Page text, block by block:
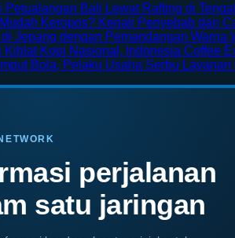
Petualangan Bali Lewat Rafting di
Keropos? Kenali Penyebab dan
Jepang dengan Pemandangan Warna
Kiblat Kopi Nasional, Indonesia Coffee
Bola, Pelaku Usaha Serbu
perjalanan
satu jaringan